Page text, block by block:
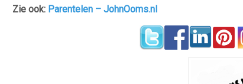
Zie ook: Parentelen – JohnOoms.nl